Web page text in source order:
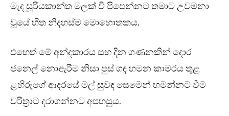
මැද සූරියකාන්ත මලක් වී පිපෙන්නට තමාට උවමනා
වූයේ හිත නිදහස්ම මොහොතකය.
එහෙත් මේ අන්දකාරය සහ දින ගණනකින් දොර
ජනෙල් නොඇරීම නිසා පුස් ගඳ හමන කාමරය තුළ
ළහිරුගේ ආදරයේ මල් සුවඳ සෙමෙන් හමන්නට වීම
චරිත්‍රාට දරාගන්නට අපහසුය.